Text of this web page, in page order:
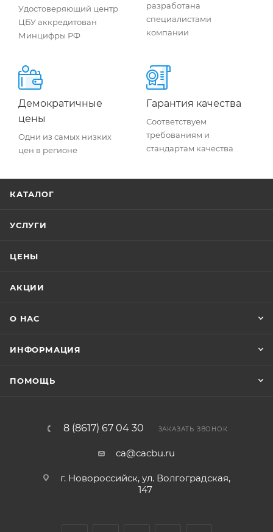
Удостоверяющий центр
ЦБУ аккредитован
Минцифры РФ
разработана
специалистами
компании
Демократичные
цены
Одни из самых низких
цен в регионе
Гарантия качества
Соответствуем
требованиям и
стандартам качества
КАТАЛОГ
УСЛУГИ
ЦЕНЫ
АКЦИИ
О НАС
ИНФОРМАЦИЯ
ПОМОЩЬ
8 (8617) 67 04 30 ЗАКАЗАТЬ ЗВОНОК
ca@cacbu.ru
г. Новороссийск, ул. Волгоградская,
147